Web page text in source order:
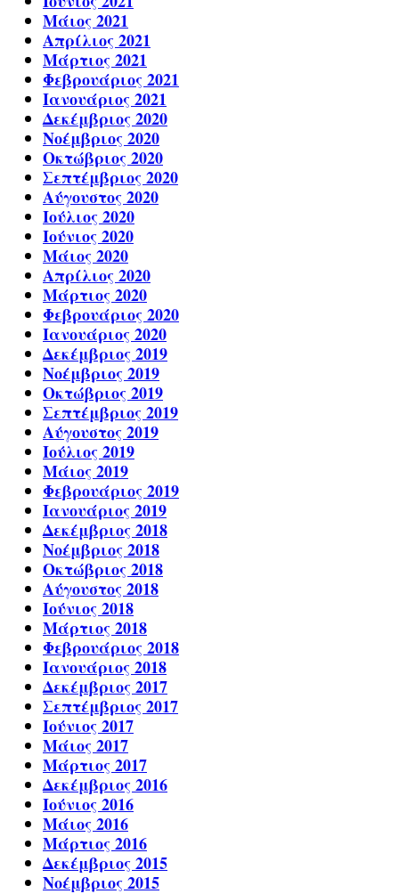
Μάιος 2021
Απρίλιος 2021
Μάρτιος 2021
Φεβρουάριος 2021
Ιανουάριος 2021
Δεκέμβριος 2020
Νοέμβριος 2020
Οκτώβριος 2020
Σεπτέμβριος 2020
Αύγουστος 2020
Ιούλιος 2020
Ιούνιος 2020
Μάιος 2020
Απρίλιος 2020
Μάρτιος 2020
Φεβρουάριος 2020
Ιανουάριος 2020
Δεκέμβριος 2019
Νοέμβριος 2019
Οκτώβριος 2019
Σεπτέμβριος 2019
Αύγουστος 2019
Ιούλιος 2019
Μάιος 2019
Φεβρουάριος 2019
Ιανουάριος 2019
Δεκέμβριος 2018
Νοέμβριος 2018
Οκτώβριος 2018
Αύγουστος 2018
Ιούνιος 2018
Μάρτιος 2018
Φεβρουάριος 2018
Ιανουάριος 2018
Δεκέμβριος 2017
Σεπτέμβριος 2017
Ιούνιος 2017
Μάιος 2017
Μάρτιος 2017
Δεκέμβριος 2016
Ιούνιος 2016
Μάιος 2016
Μάρτιος 2016
Δεκέμβριος 2015
Νοέμβριος 2015